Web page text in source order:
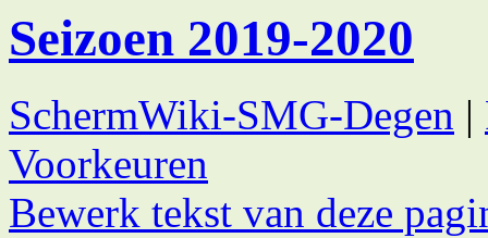
Seizoen 2019-2020
SchermWiki-SMG-Degen |
Voorkeuren
Bewerk tekst van deze